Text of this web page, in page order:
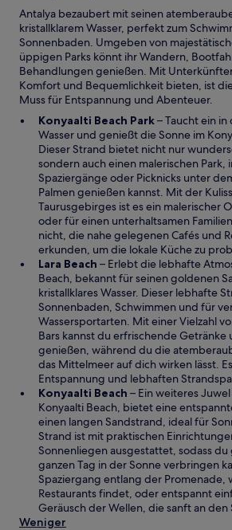
n
s
t
e
r
g
e
ö
f
f
n
e
t
Antalya bezaubert mit seinen
kristallklarem Wasser, perfekt zum
Sonnenbaden. Umgeben von
üppigen Parks könnt ihr Wandern,
Behandlungen genießen. Mit
Komfort und Bequemlichkeit bieten, ist
Muss für Entspannung und Abenteuer.
Konyaalti Beach ParkW
i
r
d
i
n
e
i
n
e
m
n
e
u
e
n
F
e
n
s
t
e
r
g
e
ö
f
f
– Taucht ein
Wasser und genießt die Sonne im
Dieser Strand bietet nicht nur
sondern auch einen malerischen
Spaziergänge oder Picknicks unter
Palmen genießen kannst. Mit der
Taurusgebirges ist es ein malerischer
oder für einen unterhaltsamen
nicht, die nahe gelegenen Cafés und
erkunden, um die lokale Küche zu
Lara Beach W
i
r
d
i
n
e
i
n
e
m
n
e
u
e
n
F
e
– Erlebt die lebhafte
Beach, bekannt für seinen goldenen
kristallklares Wasser. Dieser lebhafte
Sonnenbaden, Schwimmen und für
Wassersportarten. Mit einer Vielzahl
Bars kannst du erfrischende Getränke
genießen, während du die
das Mittelmeer auf dich wirken lässt.
Entspannung und lebhaften
Konyaalti Beach W
i
r
d
i
n
e
i
n
– Ein weiteres
Konyaalti Beach, bietet eine
einen langen Sandstrand, ideal für
Strand ist mit praktischen
Sonnenliegen ausgestattet, sodass du
ganzen Tag in der Sonne verbringen
Spaziergang entlang der Promenade,
Restaurants findet, oder entspannt
Geräusch der Wellen, die sanft an
Weniger